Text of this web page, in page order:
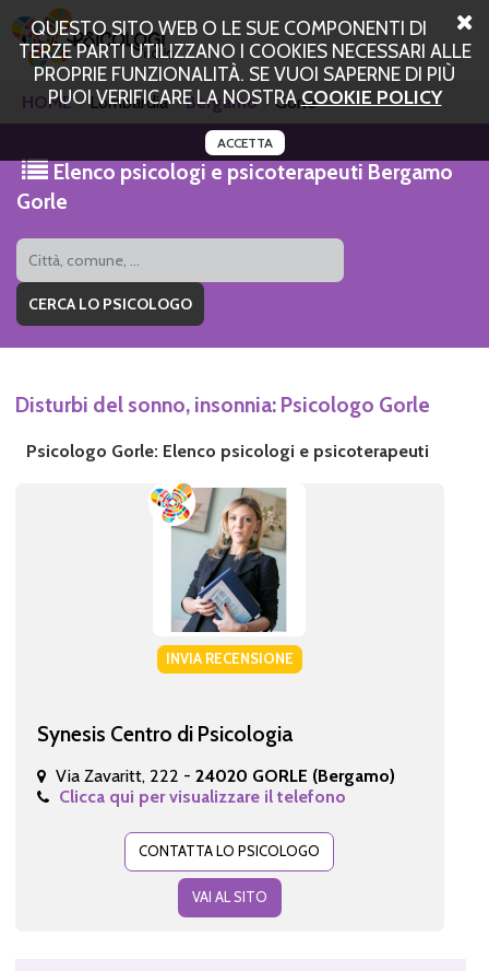
QUESTO SITO WEB O LE SUE COMPONENTI DI
TERZE PARTI UTILIZZANO I COOKIES NECESSARI ALLE
PROPRIE FUNZIONALITÀ. SE VUOI SAPERNE DI PIÙ
PUOI VERIFICARE LA NOSTRACOOKIE POLICY
ACCETTA
HOME Lombardia Bergamo Gorle
Elenco psicologi e psicoterapeuti Bergamo
Gorle
Disturbi del sonno, insonnia: Psicologo Gorle
Psicologo Gorle: Elenco psicologi e psicoterapeuti
INVIA RECENSIONE
Synesis Centro di Psicologia
Via Zavaritt, 222 - 24020 GORLE (Bergamo)
Clicca qui per visualizzare il telefono
CONTATTA LO PSICOLOGO
VAI AL SITO